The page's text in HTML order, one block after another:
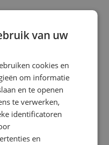
categorie? Hieronder
onder Gezondheid te
van uw
cookies en
om informatie
en te openen
te verwerken,
identificatoren
en